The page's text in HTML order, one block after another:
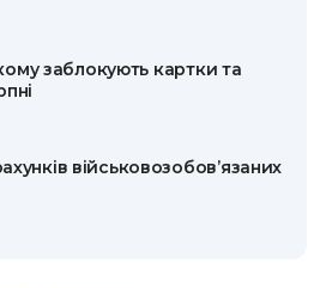
заблокують картки та
військовозобов’язаних